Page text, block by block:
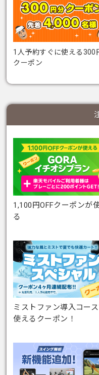
1人予約すぐに使える300
クーポン
1,100円OFFクーポンが
る
ミストファン導入コー
使えるクーポン！